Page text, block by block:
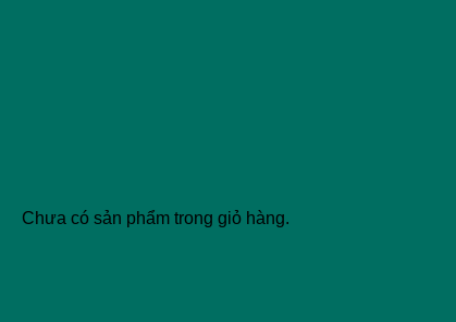
Chưa có sản phẩm trong giỏ hàng.